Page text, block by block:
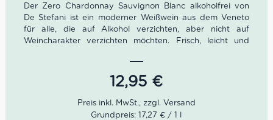
Der Zero Chardonnay Sauvignon Blanc alkoholfrei von
De Stefani ist ein moderner Weißwein aus dem Veneto
für alle, die auf Alkohol verzichten, aber nicht auf
Weincharakter verzichten möchten. Frisch, leicht und
eine feine mineralische Feuerstein-Note. Eine elegante
alkoholfreie Alternative aus dem Piave-Tal, die Aperitif,
Fischgerichte und leichte Küche angenehm unkompliziert
12,95 €
Grundpreis: 17,27 € / 1 l